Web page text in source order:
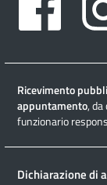
Ricevimento
appuntamento,
funzionario
Dichiarazione di